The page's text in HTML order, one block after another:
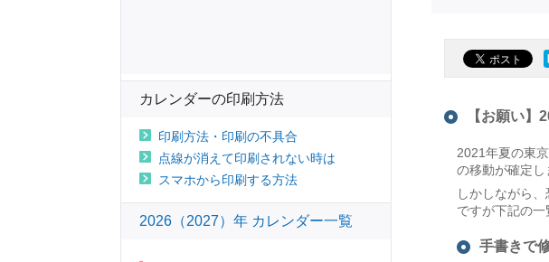
【お願い】
2021年夏の東
の移動が確定し
しかしながら、
ですが下記の一
手書きで
カレンダーの印刷方法
印刷方法・印刷の不具合
点線が消えて印刷されない時は
スマホから印刷する方法
2026（2027）年 カレンダー一覧